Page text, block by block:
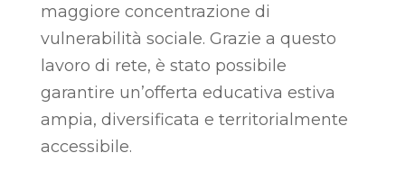
maggiore concentrazione di
vulnerabilità sociale. Grazie a questo
lavoro di rete, è stato possibile
garantire un’offerta educativa estiva
ampia, diversificata e territorialmente
accessibile.